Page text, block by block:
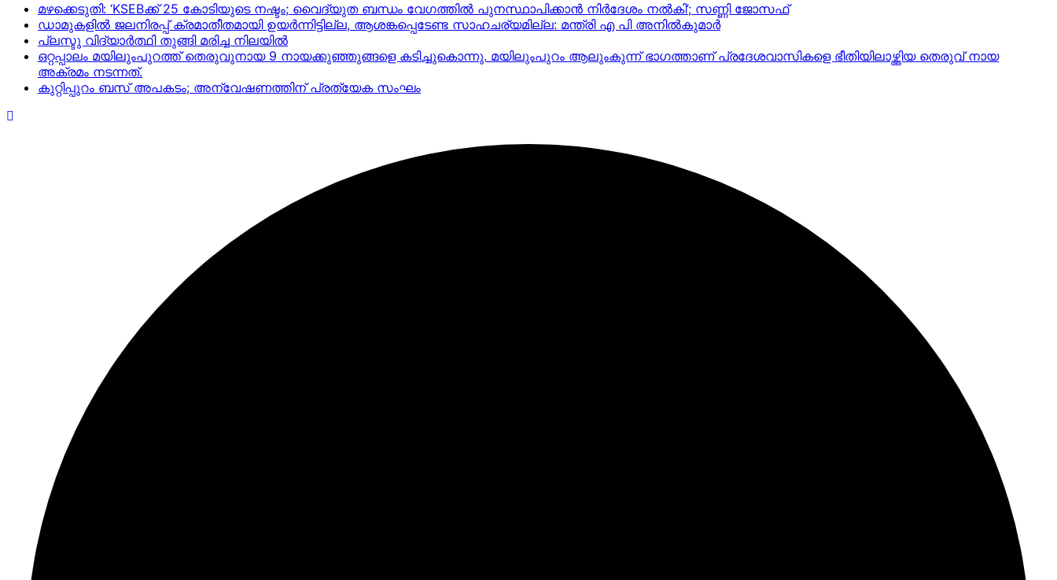
മഴക്കെടുതി: ‘KSEBക്ക് 25 കോടിയുടെ നഷ്ടം; വൈദ്യുത ബന്ധം വേഗത്തിൽ പുനസ്ഥാപിക്കാൻ നിർ​ദേശം നൽകി’; സണ്ണി ജോസഫ്
ഡാമുകളില്‍ ജലനിരപ്പ് ക്രമാതീതമായി ഉയര്‍ന്നിട്ടില്ല, ആശങ്കപ്പെടേണ്ട സാഹചര്യമില്ല: മന്ത്രി എ പി അനില്‍കുമാര്‍
പ്ലസ്ടു വിദ്യാർത്ഥി തുങ്ങി മരിച്ച നിലയിൽ
ഒറ്റപ്പാലം മയിലുംപുറത്ത് തെരുവുനായ 9 നായക്കുഞ്ഞുങ്ങളെ കടിച്ചുകൊന്നു. മയിലുംപുറം ആലുംകുന്ന് ഭാഗത്താണ് പ്രദേശവാസികളെ ഭീതിയിലാഴ്ത്തിയ തെരുവ് നായ
അക്രമം നടന്നത്.
കുറ്റിപ്പുറം ബസ് അപകടം; അന്വേഷണത്തിന് പ്രത്യേക സംഘം